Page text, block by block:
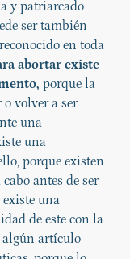
y patriarcado
ser también
en toda
abortar existe
porque la
o volver a ser
una
una
porque existen
antes de ser
existe una
de este con la
algún artículo